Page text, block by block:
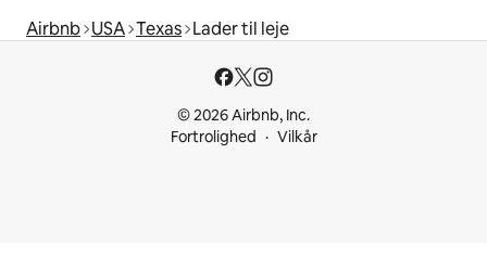
Airbnb USA Texas Lader til leje
© 2026 Airbnb, Inc.
Fortrolighed
Vilkår